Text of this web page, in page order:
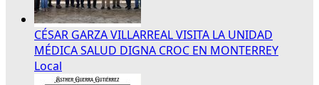
CÉSAR GARZA VILLARREAL VISITA LA UNIDAD
MÉDICA SALUD DIGNA CROC EN MONTERREY
Local